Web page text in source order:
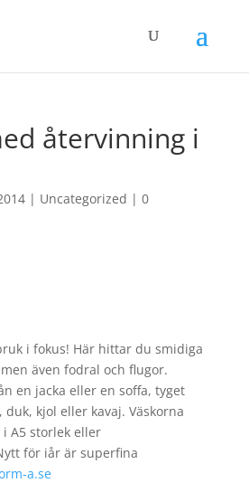
återvinning i
| Uncategorized | 0
i fokus! Här hittar du smidiga
även fodral och flugor.
en jacka eller en soffa, tyget
kjol eller kavaj. Väskorna
i A5 storlek eller
för iår är superfina
a.se